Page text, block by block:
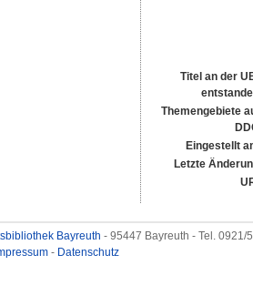
Titel an der
Themengebiete
Eingestellt
Letzte
Bayreuth - 95447 Bayreuth - Tel. 0921/
- Datenschutz